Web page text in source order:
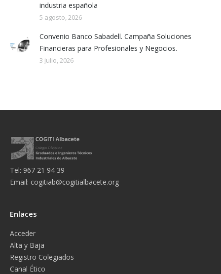
industria española
5 agosto, 2026
Convenio Banco Sabadell. Campaña Soluciones
Financieras para Profesionales y Negocios.
3 julio, 2026
Tel: 967 21 94 39
Email: cogitiab@cogitialbacete.org
Enlaces
Acceder
Alta y Baja
Registro Colegiados
Canal Ético